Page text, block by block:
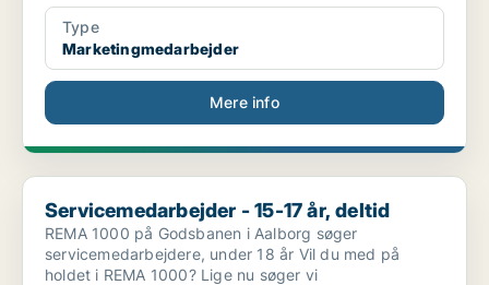
Type
Marketingmedarbejder
Mere info
Servicemedarbejder - 15-17 år, deltid
Servicemedarbejder - 15-17 år, deltid
REMA 1000 på Godsbanen i Aalborg søger
servicemedarbejdere, under 18 år Vil du med på
holdet i REMA 1000? Lige nu søger vi